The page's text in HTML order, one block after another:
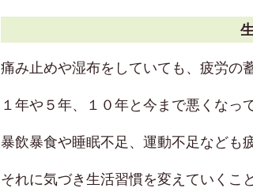
痛み止めや湿布をしていても、疲労の
１年や５年、１０年と今まで悪くなっ
暴飲暴食や睡眠不足、運動不足なども
それに気づき生活習慣を変えていくこ